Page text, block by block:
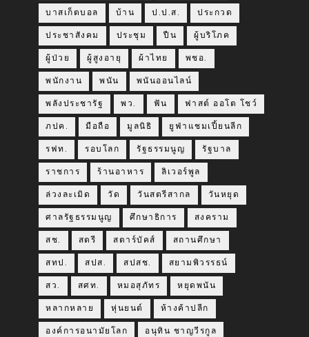
บาสเก็ตบอล บ้าน ป.ป.ส. ประกวด
ประชาสังคม ประชุม ปืน ผู้บริโภค
ผู้ป่วย ผู้สูงอายุ ผ้าไทย พชอ.
พนักงาน พนัน พนันออนไลน์
พลังประชารัฐ พว. ฟัน ฟาสต์ ออโต โชว์
ภปค. มือถือ มูลนิธิ ยูฟ่าแชมเปี้ยนลีก
รฟท. รอบโลก รัฐธรรมนูญ รัฐบาล
ราชการ ร้านอาหาร ลิเวอร์พูล
ล่วงละเมิด วัด วันสตรีสากล วันหยุด
ศาลรัฐธรรมนูญ ศึกษาธิการ สงคราม
สช. สตรี สตาร์บัคส์ สถานศึกษา
สทป. สปส. สปสช. สยามพิวรรธน์
สว. สศท. หมอสุภัทร หยุดพนัน
หลากหลาย หุ่นยนต์ ห้างค้าปลีก
องค์การอนามัยโลก อนุทิน ชาญวีรกูล